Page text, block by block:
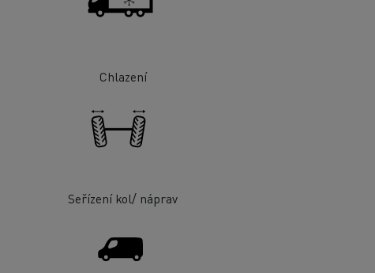
Chlazení
Seřízení kol/ náprav